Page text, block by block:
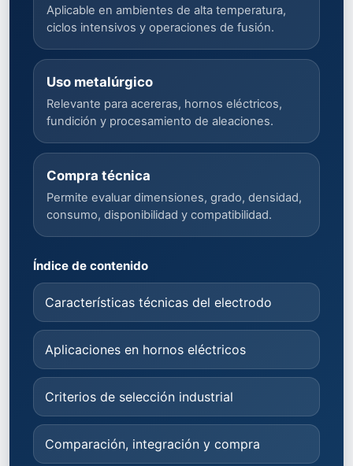
Aplicable en ambientes de alta temperatura,
ciclos intensivos y operaciones de fusión.
Uso metalúrgico
Relevante para acereras, hornos eléctricos,
fundición y procesamiento de aleaciones.
Compra técnica
Permite evaluar dimensiones, grado, densidad,
consumo, disponibilidad y compatibilidad.
Índice de contenido
Características técnicas del electrodo
Aplicaciones en hornos eléctricos
Criterios de selección industrial
Comparación, integración y compra